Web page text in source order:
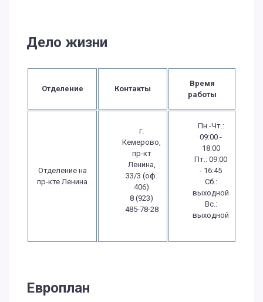
Дело жизни
Отделение Контакты
Время
работы
Отделение на
пр-кте Ленина
г.
Кемерово,
пр-кт
Ленина,
33/3 (оф.
406)
8 (923)
485-78-28
Пн.-Чт.:
09:00 -
18:00
Пт.: 09:00
- 16:45
Сб.:
выходной
Вс.:
выходной
Европлан